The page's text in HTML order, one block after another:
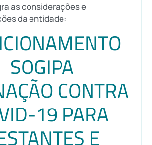
as considerações e
da entidade:
SOGIPA
CONTRA
19 PARA